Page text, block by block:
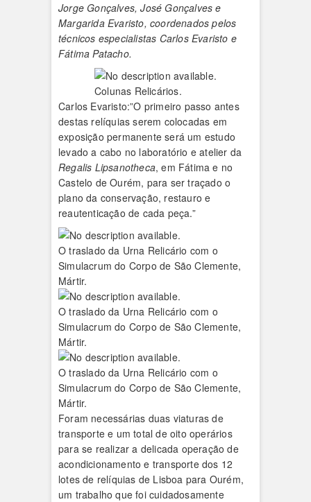
Jorge Gonçalves, José Gonçalves e
Margarida Evaristo, coordenados pelos
técnicos especialistas Carlos Evaristo e
Fátima Patacho.
Colunas Relicários.
Carlos Evaristo:”O primeiro passo antes
destas relíquias serem colocadas em
exposição permanente será um estudo
levado a cabo no laboratório e atelier da
Regalis Lipsanotheca, em Fátima e no
Castelo de Ourém, para ser traçado o
plano da conservação, restauro e
reautenticação de cada peça.”
O traslado da Urna Relicário com o
Simulacrum do Corpo de São Clemente,
Mártir.
O traslado da Urna Relicário com o
Simulacrum do Corpo de São Clemente,
Mártir.
O traslado da Urna Relicário com o
Simulacrum do Corpo de São Clemente,
Mártir.
Foram necessárias duas viaturas de
transporte e um total de oito operários
para se realizar a delicada operação de
acondicionamento e transporte dos 12
lotes de relíquias de Lisboa para Ourém,
um trabalho que foi cuidadosamente